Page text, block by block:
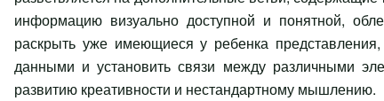
информацию визуально доступной и понятной,
раскрыть уже имеющиеся у ребенка
данными и установить связи между различными
развитию креативности и нестандартному мышлению.